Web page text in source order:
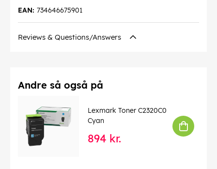
734646675901
EAN:
Reviews & Questions/Answers
Andre så også på
Lexmark Toner C2320C0
Cyan
894 kr.